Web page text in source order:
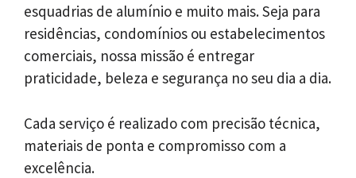
esquadrias de alumínio e muito mais. Seja para
residências, condomínios ou estabelecimentos
comerciais, nossa missão é entregar
praticidade, beleza e segurança no seu dia a dia.
Cada serviço é realizado com precisão técnica,
materiais de ponta e compromisso com a
excelência.